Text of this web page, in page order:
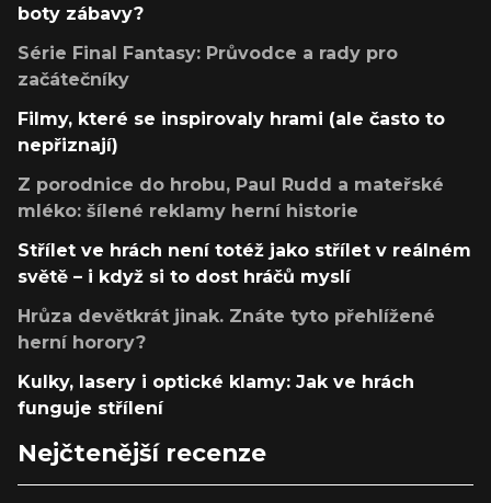
boty zábavy?
Série Final Fantasy: Průvodce a rady pro
začátečníky
Filmy, které se inspirovaly hrami (ale často to
nepřiznají)
Z porodnice do hrobu, Paul Rudd a mateřské
mléko: šílené reklamy herní historie
Střílet ve hrách není totéž jako střílet v reálném
světě – i když si to dost hráčů myslí
Hrůza devětkrát jinak. Znáte tyto přehlížené
herní horory?
Kulky, lasery i optické klamy: Jak ve hrách
funguje střílení
Nejčtenější recenze